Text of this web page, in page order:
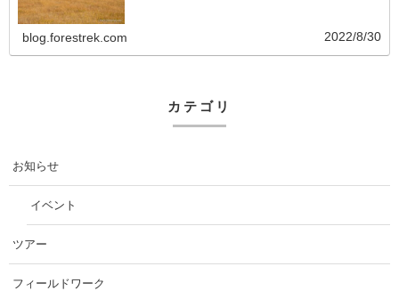
blog.forestrek.com 2022/8/30
カテゴリ
お知らせ
イベント
ツアー
フィールドワーク